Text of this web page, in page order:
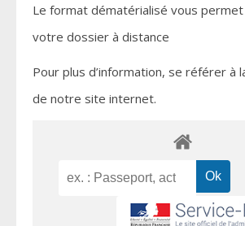
Le format dématérialisé vous
votre dossier à distance
Pour plus d’information, se référer à
de notre site internet.